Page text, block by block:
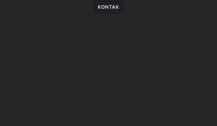
KONTAK